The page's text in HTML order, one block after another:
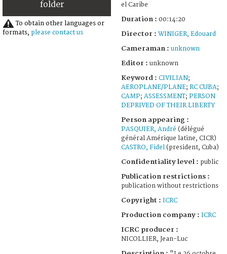
seconds
To obtain other languages or
formats, please contact us
el Caribe
Duration : 00:14:20
Director : WINIGER, Edouard
Cameraman : unknown
Editor : unknown
Keyword : CIVILIAN;
AEROPLANE/PLANE; RC CUBA;
CAMP; ASSESSMENT; PERSON
DEPRIVED OF THEIR LIBERTY
Person appearing :
PASQUIER, André (délégué
général Amérique latine, CICR)
CASTRO, Fidel (president, Cuba)
Confidentiality level : public
Publication restrictions :
publication without restrictions
Copyright : ICRC
Production company : ICRC
ICRC producer :
NICOLLIER, Jean-Luc